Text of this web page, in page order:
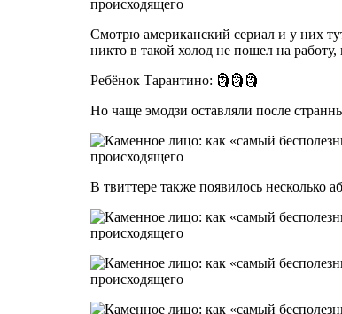
Смотрю американский сериал и у них
никто в такой холод не пошел на
Ребёнок Тарантино: 🗿🗿🗿
Но чаще эмодзи оставляли после
В твиттере также появилось несколько